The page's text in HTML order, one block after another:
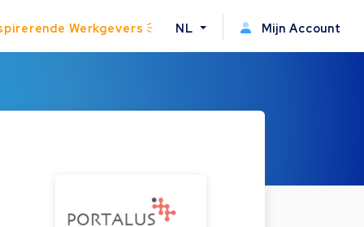
Werkgevers NL Mijn Account